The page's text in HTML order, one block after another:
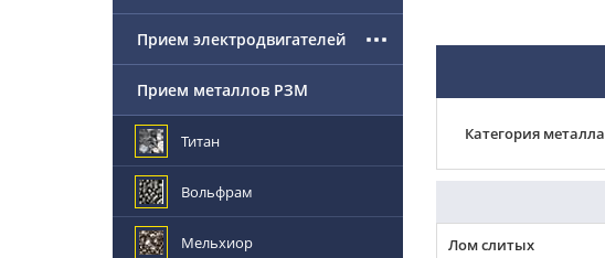
Категория металла
Лом слитых
Прием электродвигателей
Прием металлов РЗМ
Титан
Вольфрам
Мельхиор